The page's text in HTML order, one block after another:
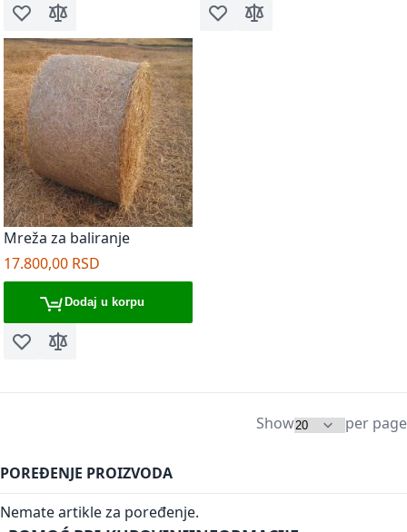
Dodaj u listu želja
Dodaj za poređenje Dodaj u listu želja
Dodaj za poređenje
Mreža za baliranje
17.800,00 RSD
Dodaj u korpu
Dodaj u listu želja
Dodaj za poređenje
Show per page
POREĐENJE PROIZVODA
Nemate artikle za poređenje.